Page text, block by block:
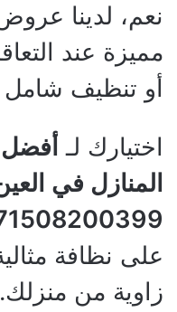
نعم، لدينا
مميزة عند
أو تنظيف شامل
اختيارك لـ
المنازل في
على نظافة
زاوية من